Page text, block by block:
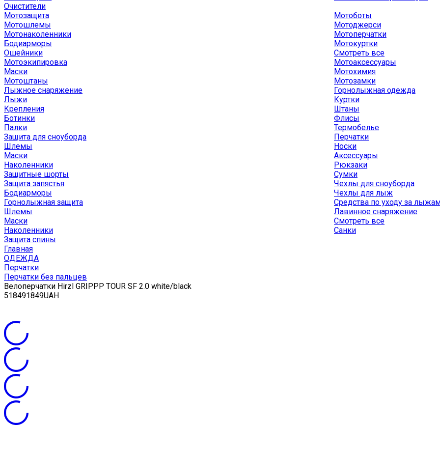
Очистители
Мотозащита
Мотошлемы
Мотонаколенники
Бодиарморы
Ошейники
Мотоэкипировка
Маски
Мотоштаны
Мотоботы
Мотоджерси
Мотоперчатки
Мотокуртки
Смотреть все
Мотоаксессуары
Мотохимия
Мотозамки
Лыжное снаряжение
Лыжи
Крепления
Ботинки
Палки
Защита для сноуборда
Шлемы
Маски
Наколенники
Защитные шорты
Защита запястья
Бодиарморы
Горнолыжная защита
Шлемы
Маски
Наколенники
Защита спины
Горнолыжная одежда
Куртки
Штаны
Флисы
Термобелье
Перчатки
Носки
Аксессуары
Рюкзаки
Сумки
Чехлы для сноуборда
Чехлы для лыж
Средства по уходу за
Лавинное снаряжение
Смотреть все
Санки
Главная
ОДЕЖДА
Перчатки
Перчатки без пальцев
Велоперчатки Hirzl GRIPPP TOUR SF 2.0 white/black
518491849UAH